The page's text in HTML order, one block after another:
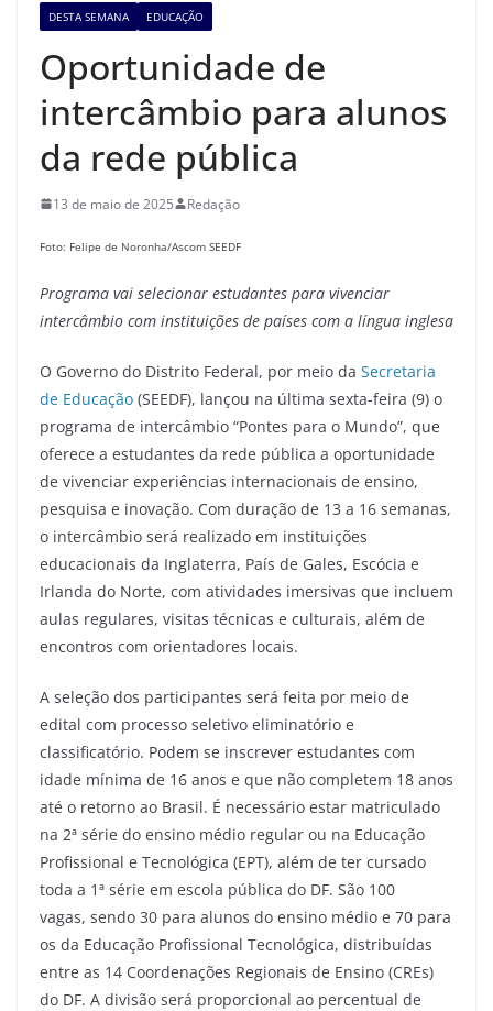
DESTA SEMANA EDUCAÇÃO
Oportunidade de
intercâmbio para alunos
da rede pública
13 de maio de 2025 Redação
Foto: Felipe de Noronha/Ascom SEEDF
Programa vai selecionar estudantes para vivenciar
intercâmbio com instituições de países com a língua inglesa
O Governo do Distrito Federal, por meio da Secretaria
de Educação (SEEDF), lançou na última sexta-feira (9) o
programa de intercâmbio “Pontes para o Mundo”, que
oferece a estudantes da rede pública a oportunidade
de vivenciar experiências internacionais de ensino,
pesquisa e inovação. Com duração de 13 a 16 semanas,
o intercâmbio será realizado em instituições
educacionais da Inglaterra, País de Gales, Escócia e
Irlanda do Norte, com atividades imersivas que incluem
aulas regulares, visitas técnicas e culturais, além de
encontros com orientadores locais.
A seleção dos participantes será feita por meio de
edital com processo seletivo eliminatório e
classificatório. Podem se inscrever estudantes com
idade mínima de 16 anos e que não completem 18 anos
até o retorno ao Brasil. É necessário estar matriculado
na 2ª série do ensino médio regular ou na Educação
Profissional e Tecnológica (EPT), além de ter cursado
toda a 1ª série em escola pública do DF. São 100
vagas, sendo 30 para alunos do ensino médio e 70 para
os da Educação Profissional Tecnológica, distribuídas
entre as 14 Coordenações Regionais de Ensino (CREs)
do DF. A divisão será proporcional ao percentual de